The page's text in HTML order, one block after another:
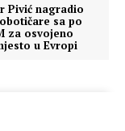
Pivić nagradio
sa po
za osvojeno
u Evropi